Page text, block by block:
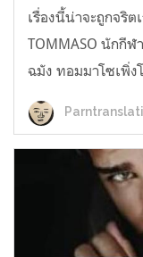
เรื่องนี้น่าจะถูกจริต
TOMMASO นักกี
ฉมัง ทอมมาโซเพิ่ง